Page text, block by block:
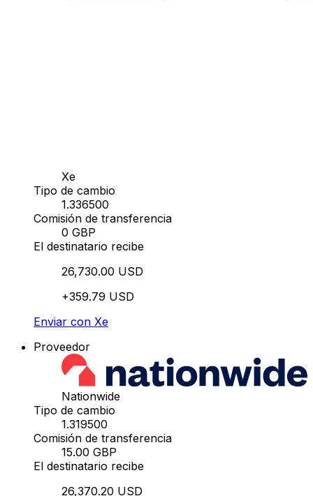
Xe
Tipo de cambio
1.336500
Comisión de transferencia
0 GBP
El destinatario recibe
26,730.00 USD
+359.79 USD
Enviar con Xe
Proveedor
Nationwide
Tipo de cambio
1.319500
Comisión de transferencia
15.00 GBP
El destinatario recibe
26,370.20 USD